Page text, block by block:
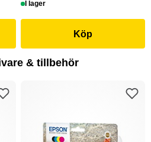
I lager
Köp
& tillbehör